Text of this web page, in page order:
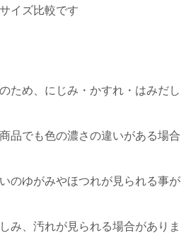
イズ比較です
ため、にじみ・かすれ・はみだし
品でも色の濃さの違いがある場合
のゆがみやほつれが見られる事が
み、汚れが見られる場合がありま